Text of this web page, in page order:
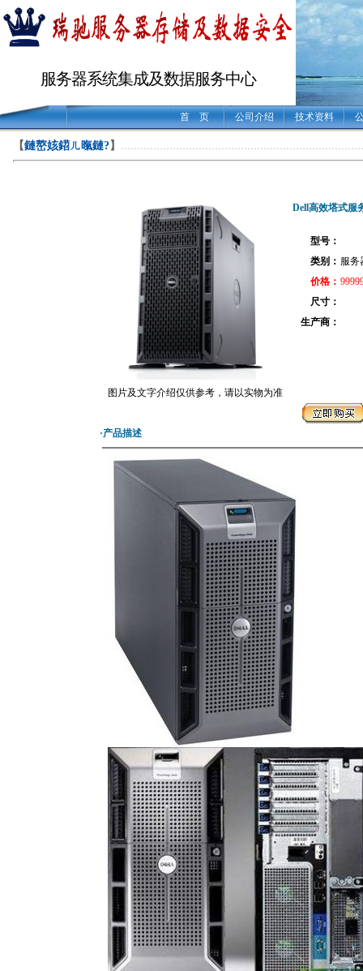
服务器系统集成及数据服务中心
首 页 公司介绍 技术资料
【鏈嶅姟鍣ㄦ暣鏈?】
Dell高效塔式服
型号：
类别： 服务
价格：
尺寸：
生产商：
图片及文字介绍仅供参考，请以实物为准
·产品描述